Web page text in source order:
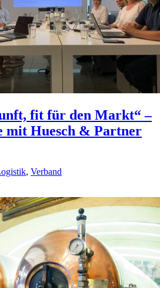
fit für den Markt“ –
mit Huesch & Partner
, Verband